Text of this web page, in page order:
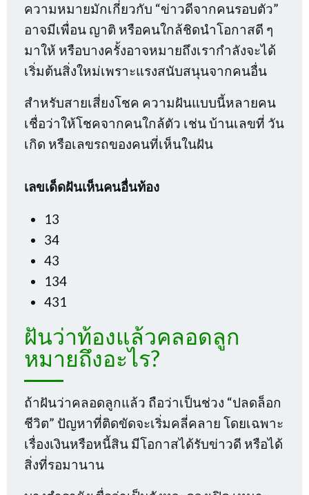
ความหมายมักเกี่ยวกับ “ข่าวดีจากคนรอบตัว”
อาจมีเพื่อน ญาติ หรือคนใกล้ชิดนำโอกาสดี ๆ
มาให้ หรือบางครั้งอาจหมายถึงเรากำลังจะได้
เริ่มต้นสิ่งใหม่เพราะแรงสนับสนุนจากคนอื่น
สำหรับสายเสี่ยงโชค ความฝันแบบนี้หลายคน
เชื่อว่าให้โชคจากคนใกล้ตัว เช่น บ้านเลขที่ วัน
เกิด หรือเลขรถของคนที่เห็นในฝัน
เลขเด็ดฝันเห็นคนอื่นท้อง
13
34
43
134
431
ฝันว่าท้องแล้วคลอดลูก
หมายถึงอะไร?
ถ้าฝันว่าคลอดลูกแล้ว ถือว่าเป็นช่วง “ปลดล็อก
ชีวิต” ปัญหาที่ติดขัดจะเริ่มคลี่คลาย โดยเฉพาะ
เรื่องเงินหรือหนี้สิน มีโอกาสได้รับข่าวดี หรือได้
สิ่งที่รอมานาน